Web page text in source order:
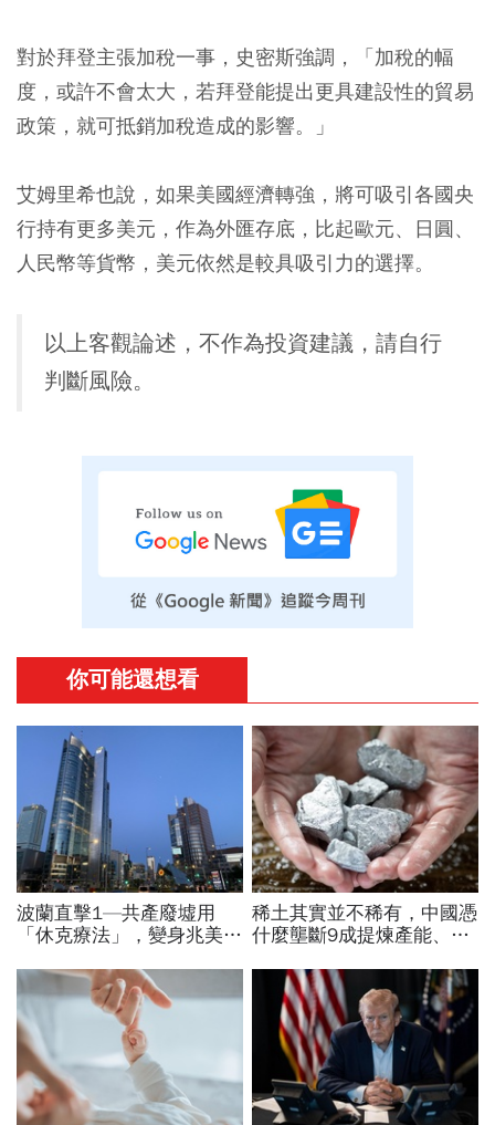
對於拜登主張加稅一事，史密斯強調，「加稅的幅
度，或許不會太大，若拜登能提出更具建設性的貿易
政策，就可抵銷加稅造成的影響。」
艾姆里希也說，如果美國經濟轉強，將可吸引各國央
行持有更多美元，作為外匯存底，比起歐元、日圓、
人民幣等貨幣，美元依然是較具吸引力的選擇。
以上客觀論述，不作為投資建議，請自行
判斷風險。